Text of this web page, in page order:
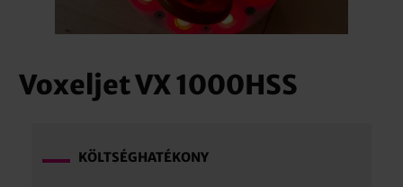
Voxeljet VX 1000HSS
KÖLTSÉGHATÉKONY